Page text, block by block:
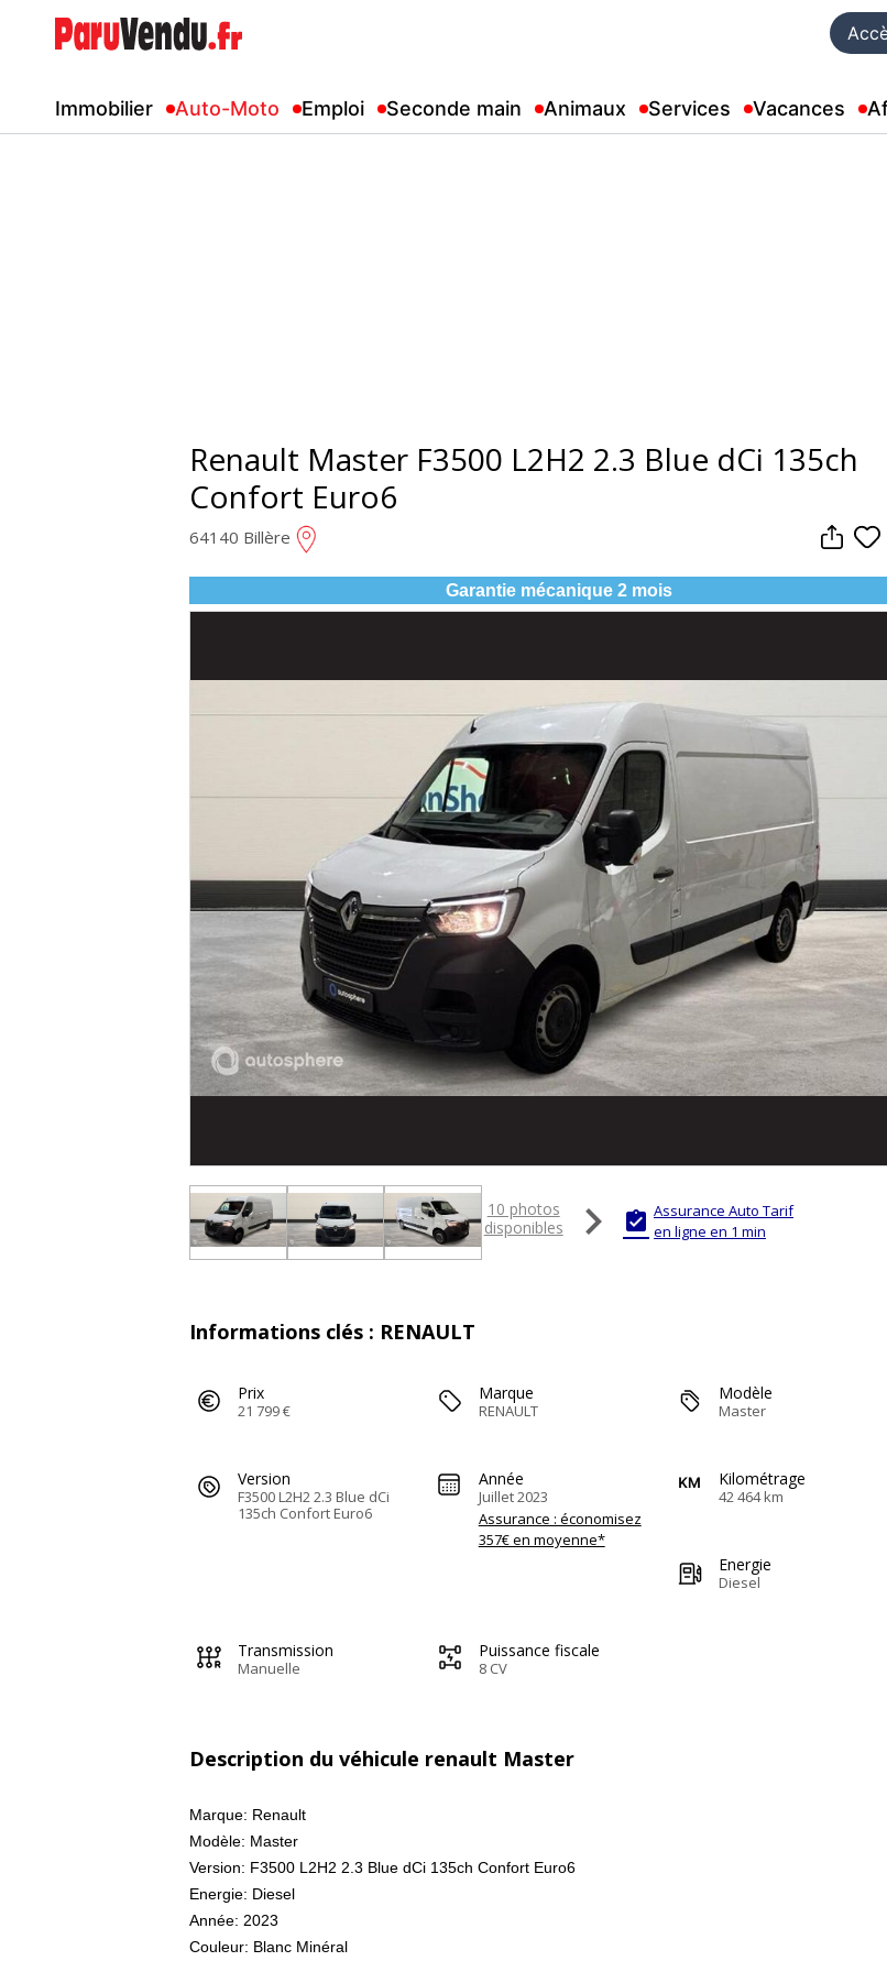
Immobilier Auto-Moto Emploi Seconde main Animaux Services Vacances
Renault Master F3500 L2H2 2.3 Blue dCi 135ch
Confort Euro6
64140 Billère
Garantie mécanique 2 mois
10 photos
disponibles
  Assurance Auto Tarif
en ligne en 1 min
Informations clés : RENAULT
Prix
21 799 €
Marque
RENAULT
Modèle
Master
Version
F3500 L2H2 2.3 Blue dCi
135ch Confort Euro6
Année
Juillet 2023
Assurance : économisez
357€ en moyenne*
Kilométrage
42 464 km
Energie
Diesel
Transmission
Manuelle
Puissance fiscale
8 CV
Description du véhicule renault Master
Marque: Renault
Modèle: Master
Version: F3500 L2H2 2.3 Blue dCi 135ch Confort Euro6
Energie: Diesel
Année: 2023
Couleur: Blanc Minéral